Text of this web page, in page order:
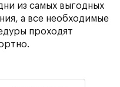
из самых выгодных
а все необходимые
проходят